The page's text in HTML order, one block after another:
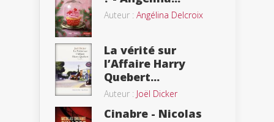
Auteur : Angélina Delcroix
La vérité sur
l’Affaire Harry
Quebert...
Auteur : Joël Dicker
Cinabre - Nicolas